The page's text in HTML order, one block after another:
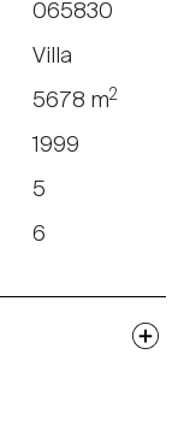
065830
Villa
5678 m2
1999
5
6